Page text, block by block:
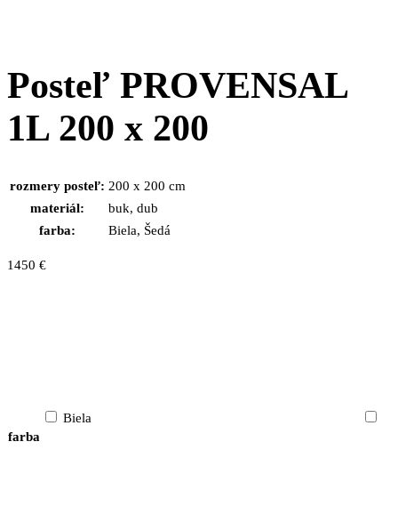
Posteľ PROVENSAL
1L 200 x 200
rozmery posteľ: 200 x 200 cm
materiál:
buk, dub
farba:
Biela, Šedá
1450 €
farba
Biela